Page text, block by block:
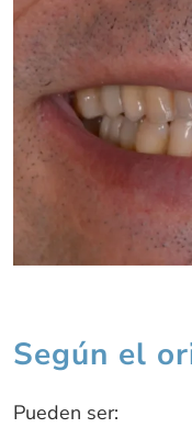
Según el
Pueden ser: